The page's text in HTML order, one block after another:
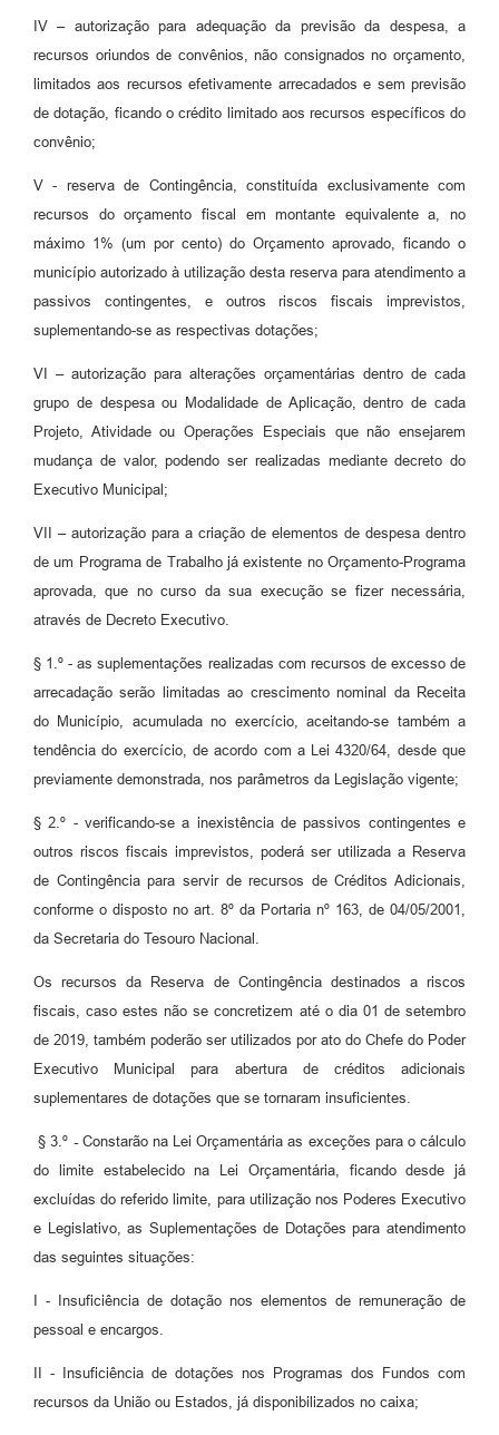
IV – autorização para adequação da previsão da despesa, a
recursos oriundos de convênios, não consignados no orçamento,
limitados aos recursos efetivamente arrecadados e sem previsão
de dotação, ficando o crédito limitado aos recursos específicos do
convênio;
V - reserva de Contingência, constituída exclusivamente com
recursos do orçamento fiscal em montante equivalente a, no
máximo 1% (um por cento) do Orçamento aprovado, ficando o
município autorizado à utilização desta reserva para atendimento a
passivos contingentes, e outros riscos fiscais imprevistos,
suplementando-se as respectivas dotações;
VI – autorização para alterações orçamentárias dentro de cada
grupo de despesa ou Modalidade de Aplicação, dentro de cada
Projeto, Atividade ou Operações Especiais que não ensejarem
mudança de valor, podendo ser realizadas mediante decreto do
Executivo Municipal;
VII – autorização para a criação de elementos de despesa dentro
de um Programa de Trabalho já existente no Orçamento-Programa
aprovada, que no curso da sua execução se fizer necessária,
através de Decreto Executivo.
§ 1.º - as suplementações realizadas com recursos de excesso de
arrecadação serão limitadas ao crescimento nominal da Receita
do Município, acumulada no exercício, aceitando-se também a
tendência do exercício, de acordo com a Lei 4320/64, desde que
previamente demonstrada, nos parâmetros da Legislação vigente;
§ 2.º - verificando-se a inexistência de passivos contingentes e
outros riscos fiscais imprevistos, poderá ser utilizada a Reserva
de Contingência para servir de recursos de Créditos Adicionais,
conforme o disposto no art. 8º da Portaria nº 163, de 04/05/2001,
da Secretaria do Tesouro Nacional.
Os recursos da Reserva de Contingência destinados a riscos
fiscais, caso estes não se concretizem até o dia 01 de setembro
de 2019, também poderão ser utilizados por ato do Chefe do Poder
Executivo Municipal para abertura de créditos adicionais
suplementares de dotações que se tornaram insuficientes.
§ 3.º - Constarão na Lei Orçamentária as exceções para o cálculo
do limite estabelecido na Lei Orçamentária, ficando desde já
excluídas do referido limite, para utilização nos Poderes Executivo
e Legislativo, as Suplementações de Dotações para atendimento
das seguintes situações:
I - Insuficiência de dotação nos elementos de remuneração de
pessoal e encargos.
II - Insuficiência de dotações nos Programas dos Fundos com
recursos da União ou Estados, já disponibilizados no caixa;